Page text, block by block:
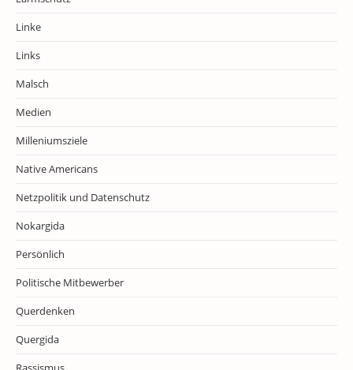
Linke
Links
Malsch
Medien
Milleniumsziele
Native Americans
Netzpolitik und Datenschutz
Nokargida
Persönlich
Politische Mitbewerber
Querdenken
Quergida